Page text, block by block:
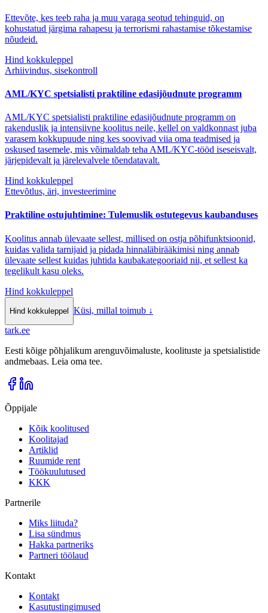
Ettevõte, kes teeb raha ja muu varaga seotud tehinguid, on
kohustatud järgima rahapesu ja terrorismi rahastamise tõkestamise
nõudeid.
Hind kokkuleppel
Arhiivindus, sisekontroll
AML/KYC spetsialisti praktiline edasijõudnute programm
AML/KYC spetsialisti praktiline edasijõudnute programm on
rakenduslik ja intensiivne koolitus neile, kellel on valdkonnast juba
varasem kokkupuude ning kes soovivad viia oma teadmised ja
oskused tasemele, mis võimaldab teha AML/KYC-tööd iseseisvalt,
järjepidevalt ja järelevalvele tõendatavalt.
Hind kokkuleppel
Ettevõtlus, äri, investeerimine
Praktiline ostujuhtimine: Tulemuslik ostutegevus kaubanduses
Koolitus annab ülevaate sellest, millised on ostja põhifunktsioonid,
kuidas valida tarnijaid ja pidada hinnaläbirääkimisi ning annab
ülevaate sellest kuidas juhtida kaubakategooriaid nii, et sellest ka
tegelikult kasu oleks.
Hind kokkuleppel
Hind kokkuleppel Küsi, millal toimub ↓
tark.ee
Eesti kõige põhjalikum arenguvõimaluste, koolituste ja spetsialistide
andmebaas. Leia oma tee.
Õppijale
Kõik koolitused
Koolitajad
Artiklid
Ruumide rent
Töökuulutused
KKK
Partnerile
Miks liituda?
Lisa sündmus
Hakka partneriks
Partneri töölaud
Kontakt
Kontakt
Kasutustingimused